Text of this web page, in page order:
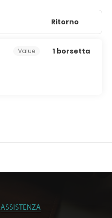
Ritorno
Value 1 borsetta
ASSISTENZA